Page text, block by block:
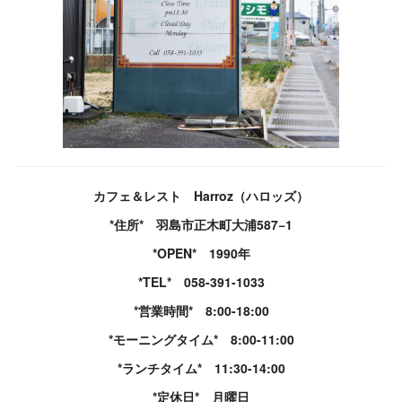
カフェ＆レスト Harroz（ハロッズ）
*住所* 羽島市正木町大浦587−1
*OPEN* 1990年
*TEL* 058-391-1033
*営業時間* 8:00-18:00
*モーニングタイム* 8:00-11:00
*ランチタイム* 11:30-14:00
*定休日* 月曜日